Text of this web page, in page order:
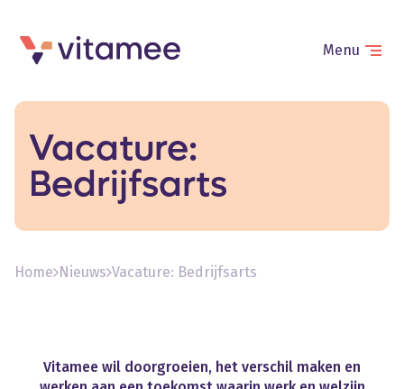
Menu
Vacature:
Bedrijfsarts
Home Nieuws Vacature: Bedrijfsarts
Vitamee wil doorgroeien, het verschil maken en